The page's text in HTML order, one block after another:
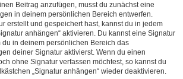
Beitrag anzufügen, musst du zunächst eine
in deinem persönlichen Bereich entwerfen.
erstellt und gespeichert hast, kannst du in jedem
anhängen“ aktivieren. Du kannst eine Signatur
in deinem persönlichen Bereich das
deiner Signatur aktivierst. Wenn du einen
ohne Signatur verfassen möchtest, so kannst du
„Signatur anhängen“ wieder deaktivieren.